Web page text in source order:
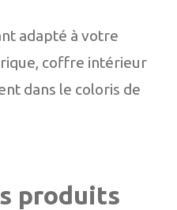
adapté à votre
coffre intérieur
dans le coloris de
produits